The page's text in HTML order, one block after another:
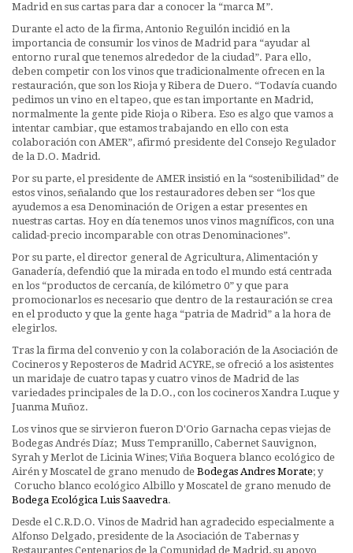
Madrid en sus cartas para dar a conocer la “marca M”.
Durante el acto de la firma, Antonio Reguilón incidió en la
importancia de consumir los vinos de Madrid para “ayudar al
entorno rural que tenemos alrededor de la ciudad”. Para ello,
deben competir con los vinos que tradicionalmente ofrecen en la
restauración, que son los Rioja y Ribera de Duero. “Todavía cuando
pedimos un vino en el tapeo, que es tan importante en Madrid,
normalmente la gente pide Rioja o Ribera. Eso es algo que vamos a
intentar cambiar, que estamos trabajando en ello con esta
colaboración con AMER”, afirmó presidente del Consejo Regulador
de la D.O. Madrid.
Por su parte, el presidente de AMER insistió en la “sostenibilidad” de
estos vinos, señalando que los restauradores deben ser “los que
ayudemos a esa Denominación de Origen a estar presentes en
nuestras cartas. Hoy en día tenemos unos vinos magníficos, con una
calidad-precio incomparable con otras Denominaciones”.
Por su parte, el director general de Agricultura, Alimentación y
Ganadería, defendió que la mirada en todo el mundo está centrada
en los “productos de cercanía, de kilómetro 0” y que para
promocionarlos es necesario que dentro de la restauración se crea
en el producto y que la gente haga “patria de Madrid” a la hora de
elegirlos.
Tras la firma del convenio y con la colaboración de la Asociación de
Cocineros y Reposteros de Madrid ACYRE, se ofreció a los asistentes
un maridaje de cuatro tapas y cuatro vinos de Madrid de las
variedades principales de la D.O., con los cocineros Xandra Luque y
Juanma Muñoz.
Los vinos que se sirvieron fueron D'Orio Garnacha cepas viejas de
Bodegas Andrés Díaz; Muss Tempranillo, Cabernet Sauvignon,
Syrah y Merlot de Licinia Wines; Viña Boquera blanco ecológico de
Airén y Moscatel de grano menudo de Bodegas Andres Morate; y
Corucho blanco ecológico Albillo y Moscatel de grano menudo de
Bodega Ecológica Luis Saavedra.
Desde el C.R.D.O. Vinos de Madrid han agradecido especialmente a
Alfonso Delgado, presidente de la Asociación de Tabernas y
Restaurantes Centenarios de la Comunidad de Madrid, su apoyo